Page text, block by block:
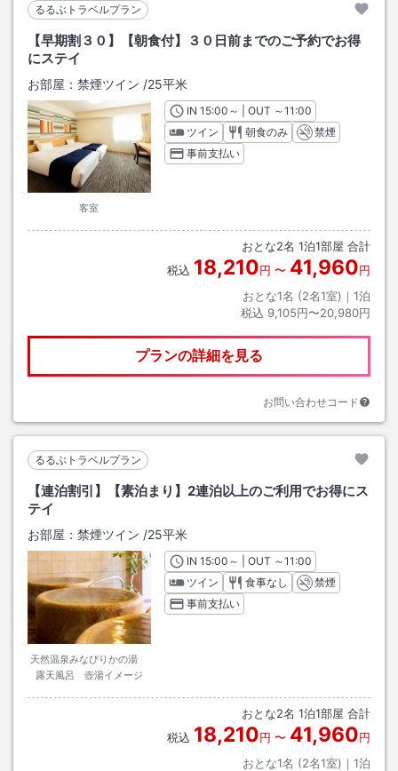
るるぶトラベルプラン
【早期割３０】【朝食付】３０日前までのご予約でお得
にステイ
お部屋： 禁煙ツイン /25平米
客室
INチェックイン
15:00 ～ | OUT チェックアウト
～11:00
ツイン
朝食のみ
禁煙
事前支払い
おとな2名 1泊1部屋 合計
税込 18,210円 〜 41,960円
おとな1名 (2名1室)｜ 1泊
税込 9,105円〜20,980円
プランの詳細を見る
お問い合わせコード
るるぶトラベルプラン
【連泊割引】【素泊まり】2連泊以上のご利用でお得にス
テイ
お部屋： 禁煙ツイン /25平米
天然温泉みなぴりかの湯
露天風呂 壺湯イメージ
INチェックイン
15:00 ～ | OUT チェックアウト
～11:00
ツイン
食事なし
禁煙
事前支払い
おとな2名 1泊1部屋 合計
税込 18,210円 〜 41,960円
おとな1名 (2名1室)｜ 1泊